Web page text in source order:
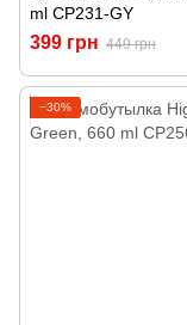
ml CP231-GY
399 грн 449 грн
−30%